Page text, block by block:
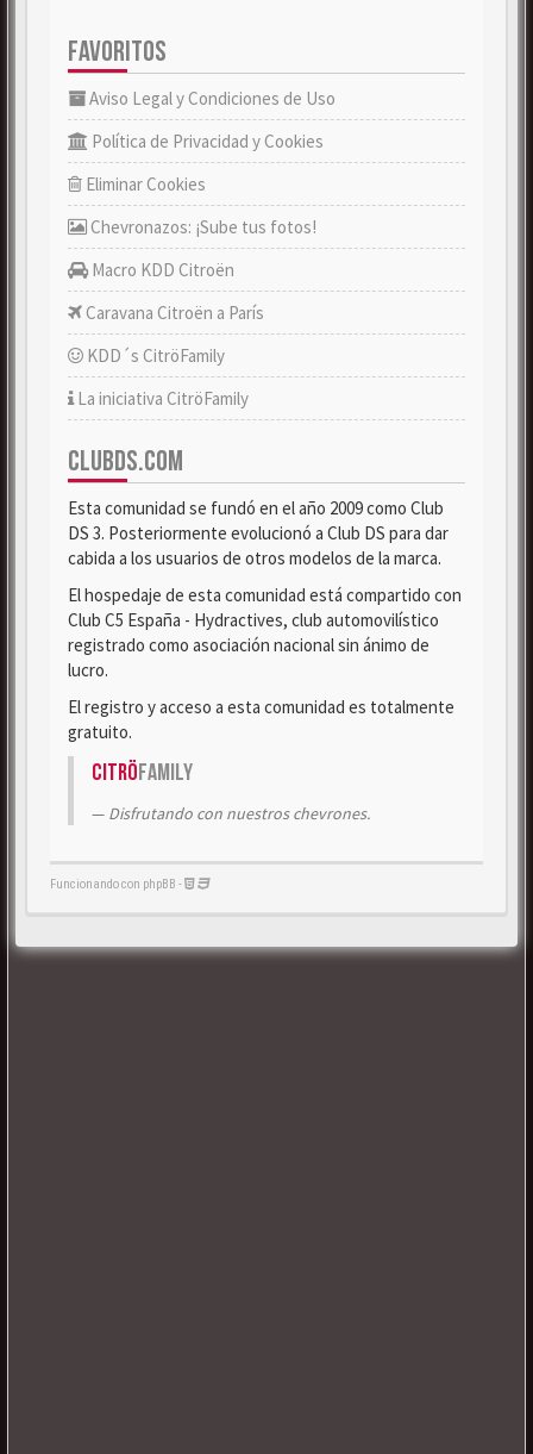
FAVORITOS
Aviso Legal y Condiciones de Uso
Política de Privacidad y Cookies
Eliminar Cookies
Chevronazos: ¡Sube tus fotos!
Macro KDD Citroën
Caravana Citroën a París
KDD´s CitröFamily
La iniciativa CitröFamily
CLUBDS.COM
Esta comunidad se fundó en el año 2009 como Club
DS 3. Posteriormente evolucionó a Club DS para dar
cabida a los usuarios de otros modelos de la marca.
El hospedaje de esta comunidad está compartido con
Club C5 España - Hydractives, club automovilístico
registrado como asociación nacional sin ánimo de
lucro.
El registro y acceso a esta comunidad es totalmente
gratuito.
CitröFamily
Disfrutando con nuestros chevrones.
Funcionando con phpBB -